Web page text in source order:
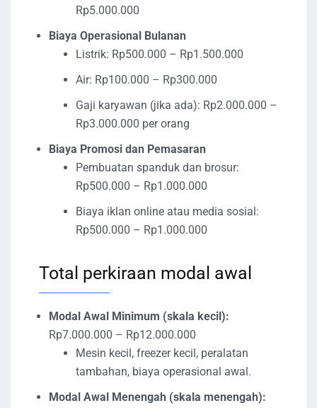
Rp5.000.000
Biaya Operasional Bulanan
Listrik: Rp500.000 – Rp1.500.000
Air: Rp100.000 – Rp300.000
Gaji karyawan (jika ada): Rp2.000.000 –
Rp3.000.000 per orang
Biaya Promosi dan Pemasaran
Pembuatan spanduk dan brosur:
Rp500.000 – Rp1.000.000
Biaya iklan online atau media sosial:
Rp500.000 – Rp1.000.000
Total perkiraan modal awal
Modal Awal Minimum (skala kecil):
Rp7.000.000 – Rp12.000.000
Mesin kecil, freezer kecil, peralatan
tambahan, biaya operasional awal.
Modal Awal Menengah (skala menengah):